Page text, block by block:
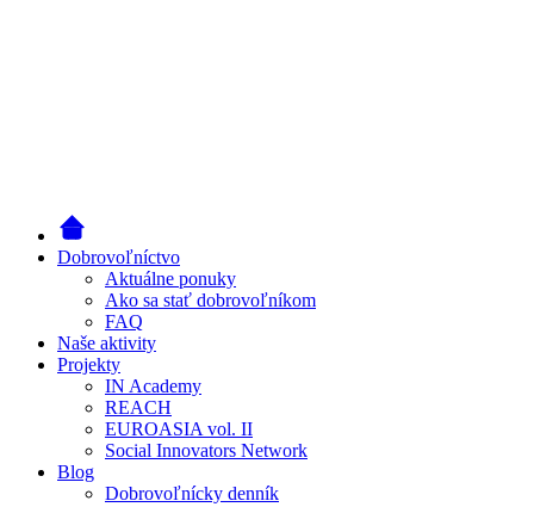
Dobrovoľníctvo
Aktuálne ponuky
Ako sa stať dobrovoľníkom
FAQ
Naše aktivity
Projekty
IN Academy
REACH
EUROASIA vol. II
Social Innovators Network
Blog
Dobrovoľnícky denník